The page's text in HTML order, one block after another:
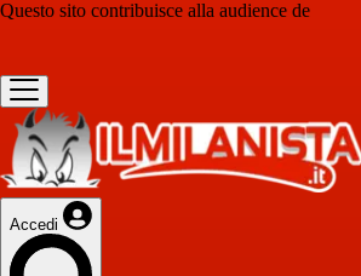
Questo sito contribuisce alla audience de
Accedi